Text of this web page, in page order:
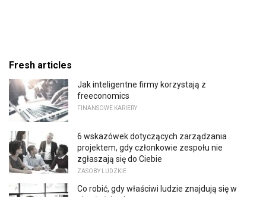
Fresh articles
Jak inteligentne firmy korzystają z
freeconomics
FINANSOWE KARIERY
6 wskazówek dotyczących zarządzania
projektem, gdy członkowie zespołu nie
zgłaszają się do Ciebie
ZASOBY LUDZKIE
Co robić, gdy właściwi ludzie znajdują się w